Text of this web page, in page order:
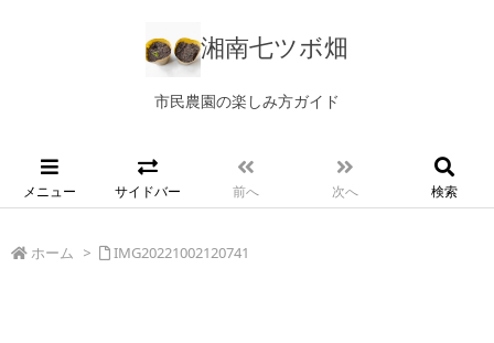
湘南七ツボ畑
市民農園の楽しみ方ガイド
メニュー サイドバー 前へ 次へ 検索
ホーム > IMG20221002120741